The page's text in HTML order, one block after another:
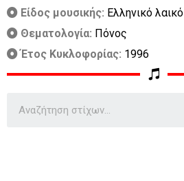
Είδος μουσικής: Ελληνικό λαικό
Θεματολογία: Πόνος
Έτος Κυκλοφορίας: 1996